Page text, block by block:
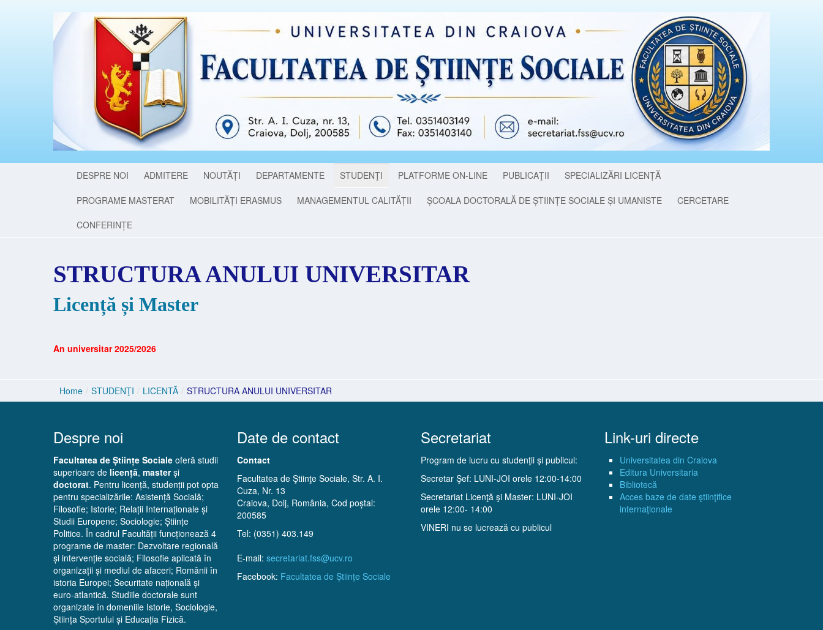
DESPRE NOI ADMITERE NOUTĂȚI DEPARTAMENTE STUDENŢI PLATFORME ON-LINE PUBLICAŢII SPECIALIZĂRI LICENȚĂ
PROGRAME MASTERAT MOBILITĂȚI ERASMUS MANAGEMENTUL CALITĂȚII ȘCOALA DOCTORALĂ DE ȘTIINȚE SOCIALE ȘI UMANISTE
CERCETARE
CONFERINȚE
STRUCTURA ANULUI UNIVERSITAR
Licență și Master
An universitar 2025/2026
Home / STUDENŢI / LICENTĂ / STRUCTURA ANULUI UNIVERSITAR
Despre noi
Facultatea de Științe Sociale oferă studii
superioare de licență, masterși
doctorat. Pentru licență, studenții pot opta
pentru specializările: Asistență Socială;
Filosofie; Istorie; Relații Internaționale și
Studii Europene; Sociologie; Științe
Politice. În cadrul Facultății funcționează 4
programe de master: Dezvoltare regională
și intervenție socială; Filosofie aplicată în
organizații și mediul de afaceri; Românii în
istoria Europei; Securitate națională și
euro-atlantică. Studiile doctorale sunt
organizate în domeniile Istorie, Sociologie,
Știința Sportului și Educația Fizică.
Date de contact
Contact
Facultatea de Ştiinţe Sociale, Str. A. I.
Cuza, Nr. 13
Craiova, Dolj, România, Cod poștal:
200585
Tel: (0351) 403.149
E-mail: secretariat.fss@ucv.ro
Facebook: Facultatea de Științe Sociale
Secretariat
Program de lucru cu studenţii şi publicul:
Secretar Şef: LUNI-JOI orele 12:00-14:00
Secretariat Licenţă şi Master: LUNI-JOI
orele 12:00- 14:00
VINERI nu se lucrează cu publicul
Link-uri directe
Universitatea din Craiova
Editura Universitaria
Bibliotecă
Acces baze de date ştiinţifice
internaţionale